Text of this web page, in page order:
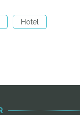
Hotel